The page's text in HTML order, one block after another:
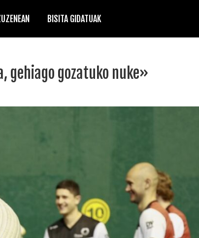
BISITA GIDATUAK
gehiago gozatuko nuke»